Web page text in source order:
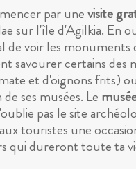
par unevisite
sur l'île d'Agilkia. En
de voir les
savourer certains
et d'oignons frits)
ses musées. Le
pas le site
touristes une
qui dureront toute ta